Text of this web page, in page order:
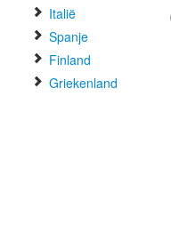
Italië
Spanje
Finland
Griekenland